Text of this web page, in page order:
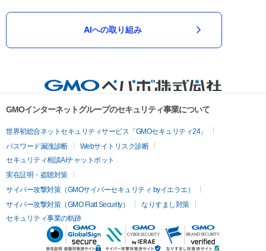
AIへの取り組み
GMOインターネットグループのセキュリティ事業について
世界初総合ネットセキュリティサービス「GMOセキュリティ24」
パスワード漏洩診断
Webサイトリスク診断
セキュリティ相談AIチャットボット
実在証明・盗聴対策
サイバー攻撃対策（GMOサイバーセキュリティ byイエラエ）
サイバー攻撃対策（GMO Flatt Security）
なりすまし対策
セキュリティ事業の軌跡